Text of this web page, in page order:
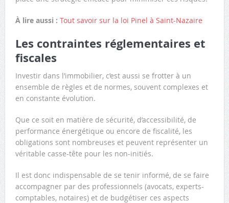
À lire aussi : Tout savoir sur la loi Pinel à Saint-Nazaire
Les contraintes réglementaires et
fiscales
Investir dans l’immobilier, c’est aussi se frotter à un
ensemble de règles et de normes, souvent complexes et
en constante évolution.
Que ce soit en matière de sécurité, d’accessibilité, de
performance énergétique ou encore de fiscalité, les
obligations sont nombreuses et peuvent représenter un
véritable casse-tête pour les non-initiés.
Il est donc indispensable de se tenir informé, de se faire
accompagner par des professionnels (avocats, experts-
comptables, notaires) et de budgétiser ces aspects